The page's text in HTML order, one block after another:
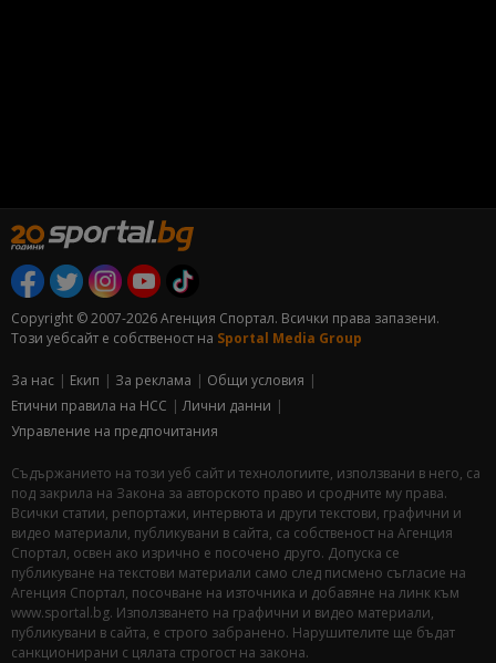
Copyright © 2007-2026 Агенция Спортал. Всички права запазени.
Този уебсайт е собственост на Sportal Media Group
За нас Екип За рекламa
Общи условия
Етични правила на НСС
Лични данни
Управление на предпочитания
Съдържанието на този уеб сайт и технологиите, използвани в него, са
под закрила на Закона за авторското право и сродните му права.
Всички статии, репортажи, интервюта и други текстови, графични и
видео материали, публикувани в сайта, са собственост на Агенция
Спортал, освен ако изрично е посочено друго. Допуска се
публикуване на текстови материали само след писмено съгласие на
Агенция Спортал, посочване на източника и добавяне на линк към
www.sportal.bg. Използването на графични и видео материали,
публикувани в сайта, е строго забранено. Нарушителите ще бъдат
санкционирани с цялата строгост на закона.